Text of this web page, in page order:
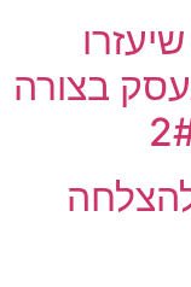
בצורה